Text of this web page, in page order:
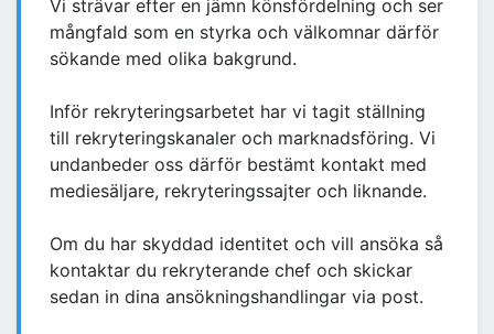
Vi strävar efter en jämn könsfördelning och ser
mångfald som en styrka och välkomnar därför
sökande med olika bakgrund.
Inför rekryteringsarbetet har vi tagit ställning
till rekryteringskanaler och marknadsföring. Vi
undanbeder oss därför bestämt kontakt med
mediesäljare, rekryteringssajter och liknande.
Om du har skyddad identitet och vill ansöka så
kontaktar du rekryterande chef och skickar
sedan in dina ansökningshandlingar via post.